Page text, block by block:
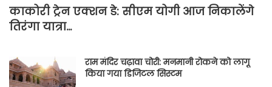
काकोरी ट्रेन एक्शन डे: सीएम योगी आज निकालेंगे
तिरंगा यात्रा…
राम मंदिर चढ़ावा चोरी: मनमानी रोकने को लागू
किया गया डिजिटल सिस्टम